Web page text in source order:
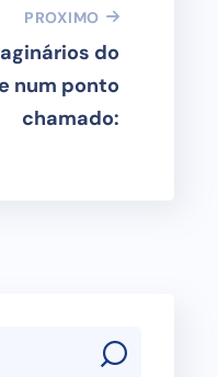
PROXIMO
do
num ponto
chamado: